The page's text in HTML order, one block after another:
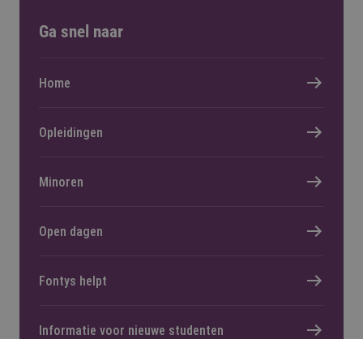
Ga snel naar
Home
Opleidingen
Minoren
Open dagen
Fontys helpt
Informatie voor nieuwe studenten